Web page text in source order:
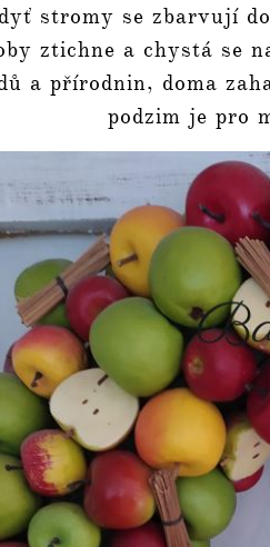
stromy se zbarvují
ztichne a chystá se
a přírodnin, doma
podzim je pro